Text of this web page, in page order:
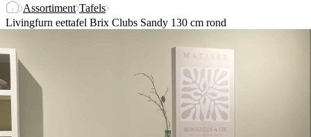
Assortiment Tafels
Livingfurn eettafel Brix Clubs Sandy 130 cm rond